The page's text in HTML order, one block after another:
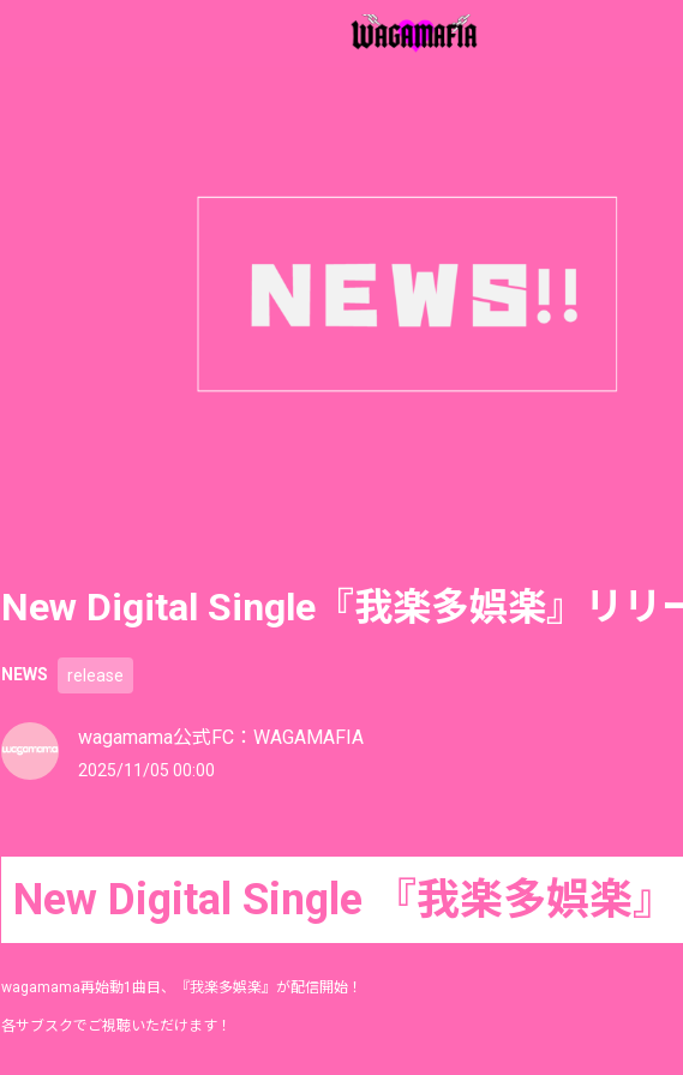
New Digital Single『我楽多娯楽』リリ
NEWS release
wagamama公式FC：WAGAMAFIA
2025/11/05 00:00
New Digital Single 『我楽多娯楽』
wagamama再始動1曲目、『我楽多娯楽』が配信開始！
各サブスクでご視聴いただけます！